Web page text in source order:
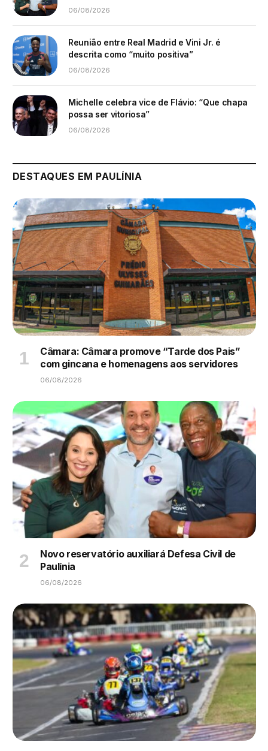
06/08/2026
Reunião entre Real Madrid e Vini Jr. é
descrita como “muito positiva”
06/08/2026
Michelle celebra vice de Flávio: “Que chapa
possa ser vitoriosa”
06/08/2026
DESTAQUES EM PAULÍNIA
Câmara: Câmara promove “Tarde dos Pais”
com gincana e homenagens aos servidores
06/08/2026
Novo reservatório auxiliará Defesa Civil de
Paulínia
06/08/2026